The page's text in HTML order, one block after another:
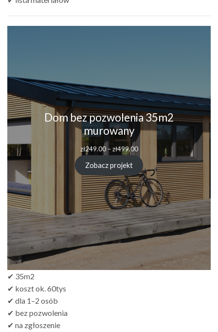
Dom bez pozwolenia 35m2
murowany
zł249.00 – zł499.00Zakres
od
zł249.00
do
zł499.00
Zobacz projekt
✔ 35m2
✔ koszt ok. 60tys
✔ dla 1–2 osób
✔ bez pozwolenia
✔ na zgłoszenie